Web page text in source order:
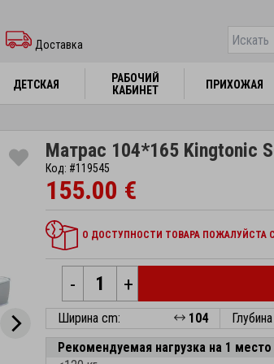
Доставка
ДЕТСКАЯ
РАБОЧИЙ
КАБИНЕТ
ПРИХОЖАЯ
ДЕТСКАЯ
РАБОЧИЙ
КАБИНЕТ
ПРИХОЖАЯ
Матрас 104*165 Kingtonic
Код: #119545
155.00 €
О ДОСТУПНОСТИ ТОВАРА ПОЖАЛУЙСТА
- +
Ширина cm: 104
Рекомендуемая нагрузка на 1 место